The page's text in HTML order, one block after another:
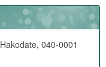
040-0001